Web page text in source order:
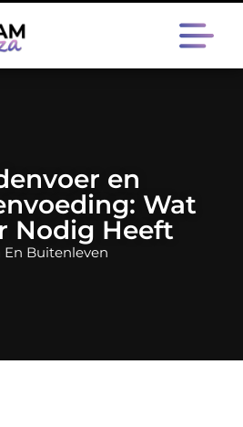
en
Wat
Nodig Heeft
En Buitenleven